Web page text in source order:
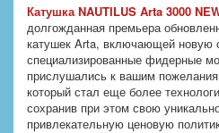
Катушка NAUTILUS Arta 3000
долгожданная премьера
катушек Arta, включающей новую
специализированные фидерные
прислушались к вашим
который стал еще более
сохранив при этом свою
привлекательную ценовую